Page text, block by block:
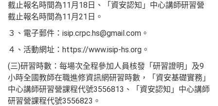
截止報名時間為11月18日、「資安認知」中心講師研習營
截止報名時間為11月21日。
３、電子郵件：isip.crpc.hs@gmail.com。
４、活動網址：https://www.isip-hs.org。
(三)研習時數：每場次全程參加人員核發「研習證明」及9
小時全國教師在職進修資訊網研習時數，「資安基礎實務」
中心講師研習營課程代號3556813、「資安認知」中心講師
研習營課程代號3556823。